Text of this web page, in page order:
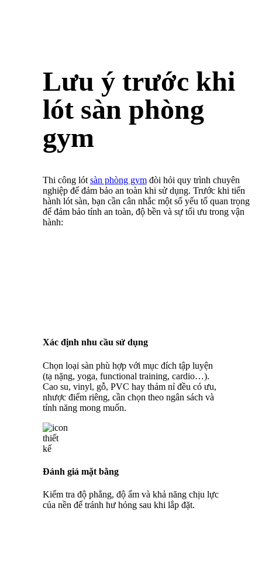
Lưu ý trước khi
lót sàn phòng
gym
Thi công lót sàn phòng gymđòi hỏi quy trình chuyên
nghiệp để đảm bảo an toàn khi sử dụng. Trước khi tiến
hành lót sàn, bạn cần cân nhắc một số yếu tố quan trọng
để đảm bảo tính an toàn, độ bền và sự tối ưu trong vận
hành:
Xác định nhu cầu sử dụng
Chọn loại sàn phù hợp với mục đích tập luyện
(tạ nặng, yoga, functional training, cardio…).
Cao su, vinyl, gỗ, PVC hay thảm nỉ đều có ưu,
nhược điểm riêng, cần chọn theo ngân sách và
tính năng mong muốn.
Đánh giá mặt bằng
Kiểm tra độ phẳng, độ ẩm và khả năng chịu lực
của nền để tránh hư hỏng sau khi lắp đặt.